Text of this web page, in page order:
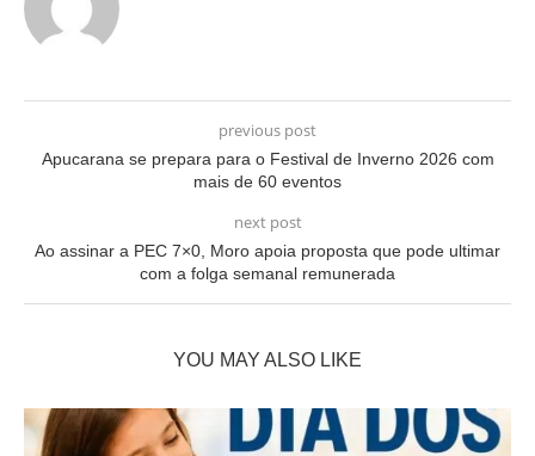
previous post
Apucarana se prepara para o Festival de Inverno 2026 com
mais de 60 eventos
next post
Ao assinar a PEC 7×0, Moro apoia proposta que pode ultimar
com a folga semanal remunerada
YOU MAY ALSO LIKE